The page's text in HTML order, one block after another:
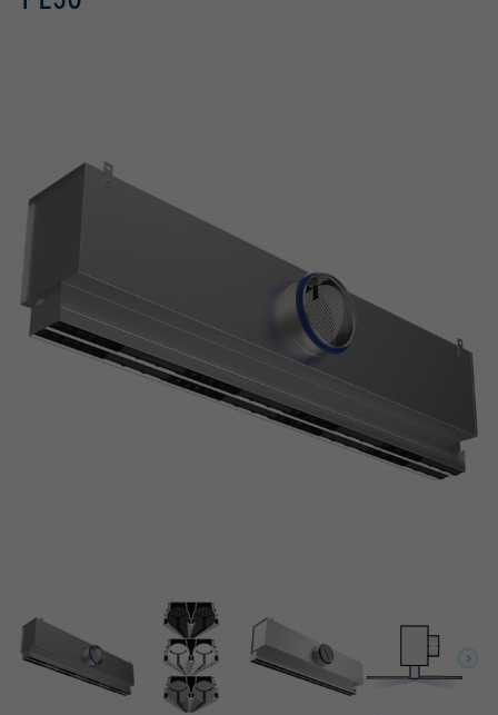
Horizontale Luftströmung
Vertikale Luftströmung